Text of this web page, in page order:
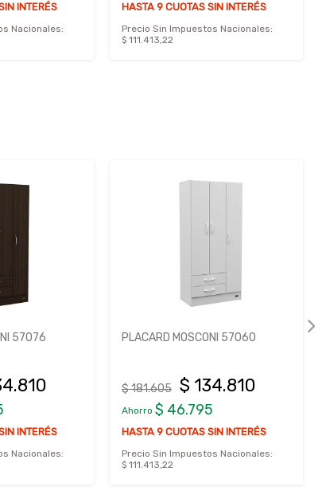
INTERÉS
Nacionales:
HASTA 9 CUOTAS SIN INTERÉS
Precio Sin Impuestos Nacionales:
$ 111.413,22
57076
INTERÉS
Nacionales:
PLACARD MOSCONI 57060
$ 181.605 $ 134.810
Ahorro $ 46.795
HASTA 9 CUOTAS SIN INTERÉS
Precio Sin Impuestos Nacionales:
$ 111.413,22